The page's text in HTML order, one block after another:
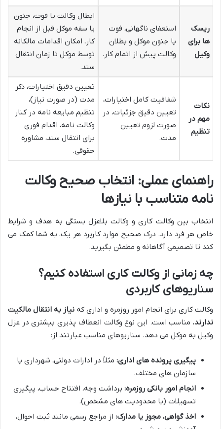
ریسک
ها برای
وکیل
استعفای ناگهانی، فوت
یا جنون موکل و بطلان
وکالت پیش از اتمام کار.
ابطال وکالت با فوت، جنون
یا سفه موکل قبل از انجام
کار، امکان اقدامات مالکانه
توسط موکل تا زمان انتقال
سند.
نکات
مهم در
تنظیم
شفافیت کامل اختیارات،
تعیین دقیق جزئیات، در
صورت لزوم تعیین
مدت.
تعیین دقیق اختیارات، ذکر
مدت (در صورت نیاز)،
تنظیم مبایعه نامه در کنار
وکالت نامه، اقدام فوری
برای انتقال سند، مشاوره
حقوقی.
راهنمای عملی: انتخاب صحیح وکالت
نامه متناسب با نیازها
انتخاب بین وکالت کاری و وکالت بلاعزل بستگی به هدف و شرایط
خاص هر فرد دارد. درک صحیح موارد کاربرد هر یک، به شما کمک می
کند تا تصمیمی آگاهانه و مطمئن بگیرید.
چه زمانی از وکالت کاری استفاده کنیم؟
سناریوهای کاربردی
وکالت کاری برای انجام امور روزمره و اداری که نیاز به انتقال مالکیت
ندارند، مناسب است. این نوع وکالت انعطاف پذیری بیشتری در عزل
وکیل به موکل می دهد. سناریوهای مناسب عبارتند از:
پیگیری پرونده های اداری: مثلاً در ادارات دولتی، شهرداری یا
سازمان های مختلف.
انجام امور بانکی روزمره: برداشت وجه، افتتاح حساب، پیگیری
تسهیلات (با محدودیت های مشخص).
اخذ گواهی، مجوز یا مدارک: از مراجع رسمی مانند ثبت احوال،